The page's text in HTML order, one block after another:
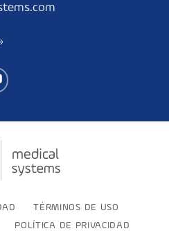
TÉRMINOS DE USO
POLÍTICA DE PRIVACIDAD